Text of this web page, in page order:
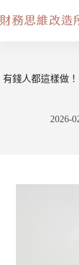
有錢人都這樣做
2026-